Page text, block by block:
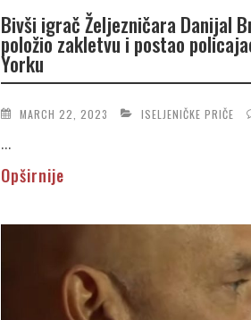
Bivši igrač Željezničara Danijal
položio zakletvu i postao
Yorku
MARCH 22, 2023 ISELJENIČKE PRIČE
...
Opširnije